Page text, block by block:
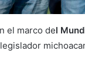
el marco del